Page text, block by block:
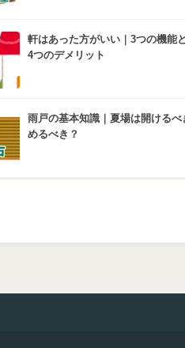
軒はあった方がいい｜3つの機能
4つのデメリット
雨戸の基本知識｜夏場は開けるべ
めるべき？